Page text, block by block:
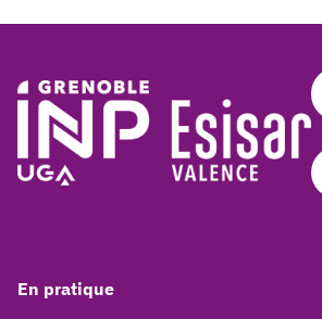
En pratique